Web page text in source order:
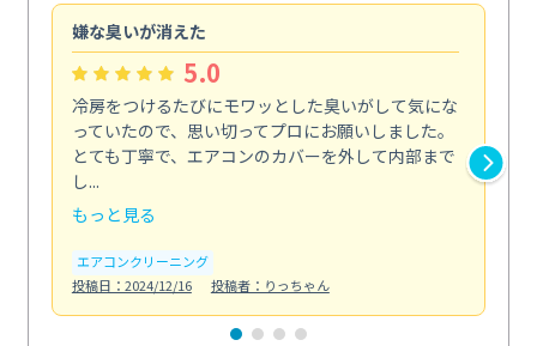
嫌な臭いが消えた
5.0
冷房をつけるたびにモワッとした臭いがして気にな
っていたので、思い切ってプロにお願いしました。
とても丁寧で、エアコンのカバーを外して内部まで
し...
もっと見る
エアコンクリーニング
投稿日：2024/12/16
投稿者：りっちゃん